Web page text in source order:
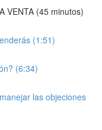
VENTA (45 minutos)
(1:51)
(6:34)
las objeciones